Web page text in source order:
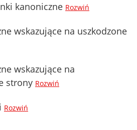
kanoniczne Rozwiń
wskazujące na uszkodzone
wskazujące na
strony Rozwiń
Rozwiń